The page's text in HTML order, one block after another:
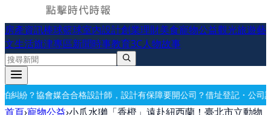
房產資訊棒球籃球室內設計創業理財美食寵物公益觀光旅遊藝
文生活旗津專區新聞時事教育3C人物故事
，設計有保障要開公司？借址登記・公司設立・工商登記一次辦好記
首頁›寵物公益›小爪水獺「香橙」遠赴紐西蘭！臺北市立動物